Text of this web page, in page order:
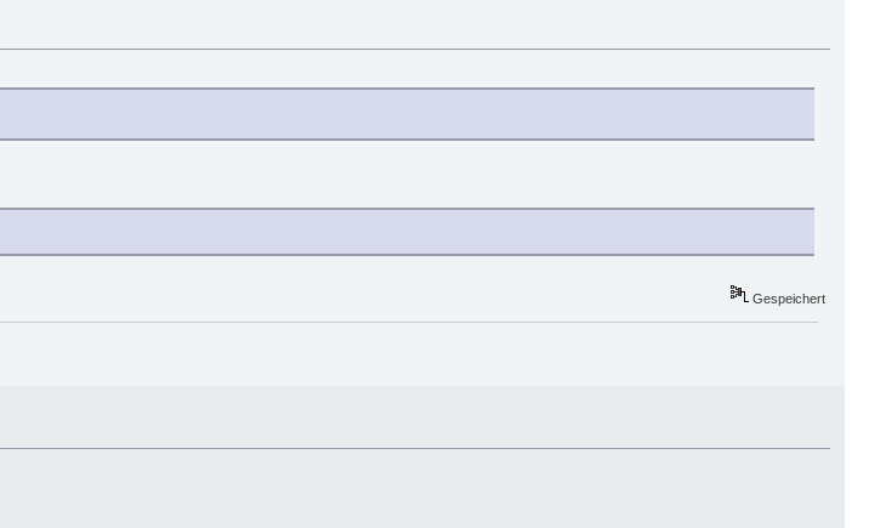
Gespeichert